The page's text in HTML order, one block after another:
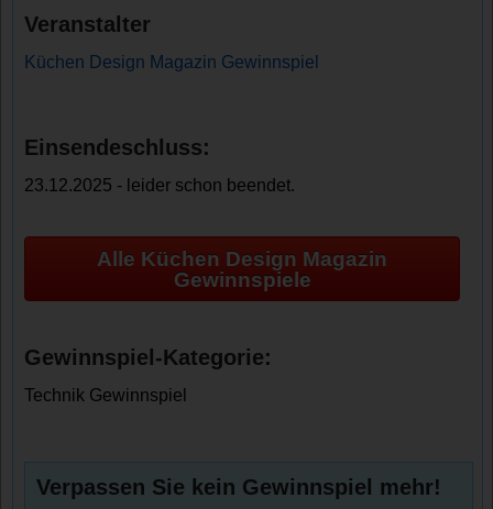
Veranstalter
Küchen Design Magazin Gewinnspiel
Einsendeschluss:
23.12.2025 - leider schon beendet.
Alle Küchen Design Magazin
Gewinnspiele
Gewinnspiel-Kategorie:
Technik Gewinnspiel
Verpassen Sie kein Gewinnspiel mehr!